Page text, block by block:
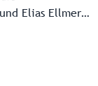
Elias Ellmer